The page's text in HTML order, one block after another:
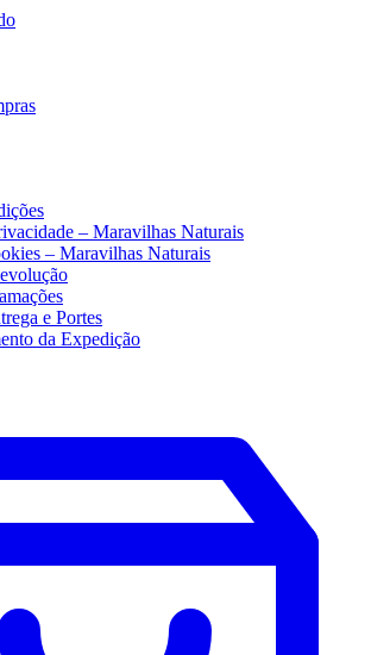
– Maravilhas Naturais
– Maravilhas Naturais
e Portes
da Expedição